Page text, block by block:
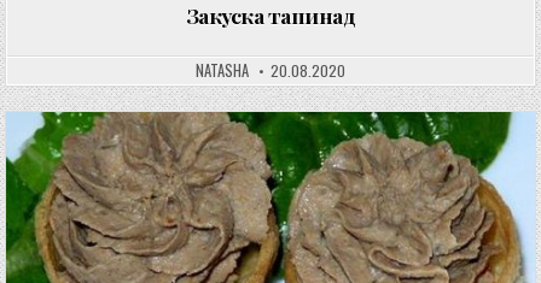
Закуска тапинад
NATASHA 20.08.2020